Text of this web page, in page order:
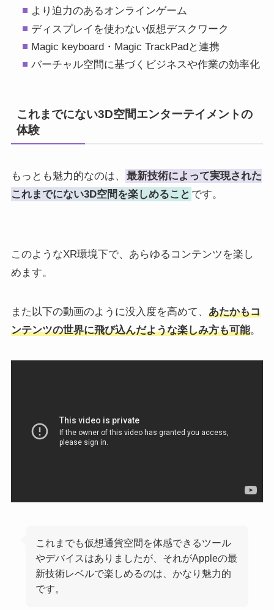
より迫力のあるオンラインゲーム
ディスプレイを使わない仮想デスクワーク
Magic keyboard・Magic TrackPadと連携
バーチャル空間に基づくビジネスや作業の効率化
これまでにない3D空間エンターテイメントの
体験
もっとも魅力的なのは、
最新技術によって実現された
これまでにない3D空間を楽しめること です。
このようなXR環境下で、あらゆるコンテンツを楽し
めます。
また以下の動画のように没入度を高めて、 あたかもコ
ンテンツの世界に飛び込んだような楽しみ方も可能。
これまでも仮想通貨空間を体感できるツール
やデバイスはありましたが、それがAppleの最
新技術レベルで楽しめるのは、かなり魅力的
です。